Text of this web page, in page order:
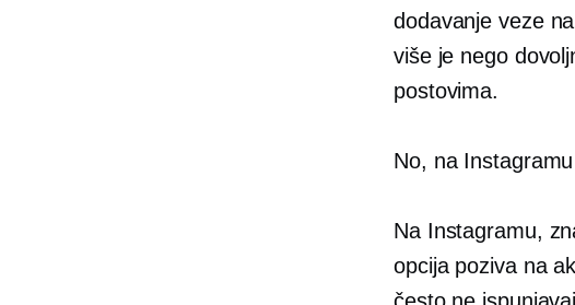
dodavanje veze
više je nego
postovima.
No, na
Na Instagramu,
opcija poziva na